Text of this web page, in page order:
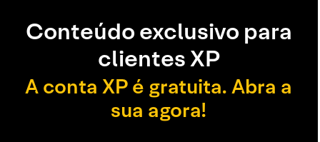
Conteúdo exclusivo para
clientes XP
A conta XP é gratuita. Abra a
sua agora!